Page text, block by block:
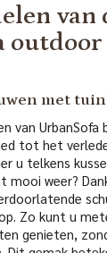
van
met
van
tot het
u telkens
mooi weer?
Zo kunt u
genieten,